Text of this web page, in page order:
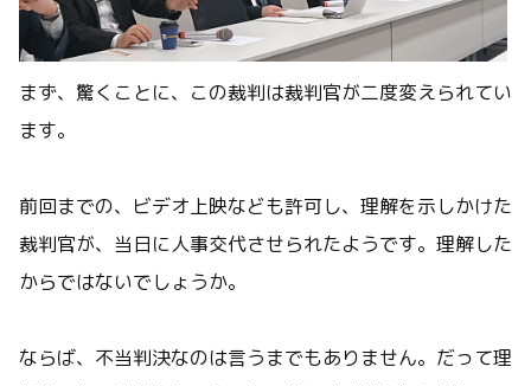
まず、驚くことに、この裁判は裁判官が二度変えられてい
ます。
前回までの、ビデオ上映なども許可し、理解を示しかけた
裁判官が、当日に人事交代させられたようです。理解した
からではないでしょうか。
ならば、不当判決なのは言うまでもありません。だって理